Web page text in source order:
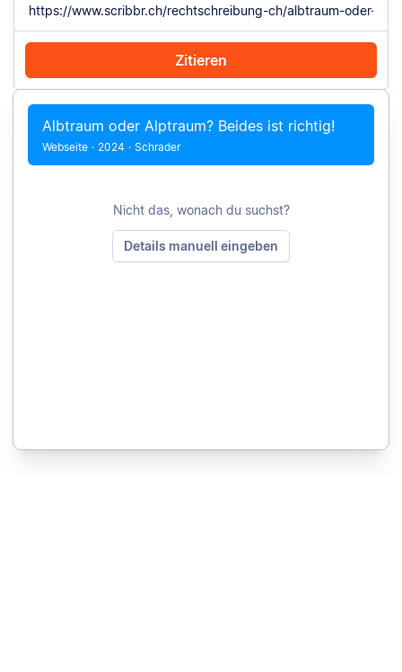
Zitieren
Mit Chrome zitieren Manuell zitieren
Albtraum oder Alptraum? Beides ist richtig!
Webseite · 2024 · Schrader
Nicht das, wonach du suchst?
Details manuell eingeben